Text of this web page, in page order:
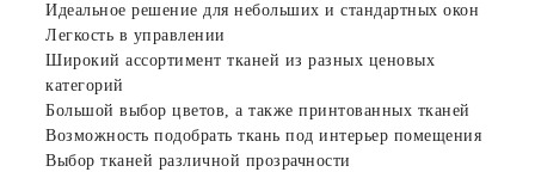
Идеальное решение для небольших и стандартных окон
Легкость в управлении
Широкий ассортимент тканей из разных ценовых
категорий
Большой выбор цветов, а также принтованных тканей
Возможность подобрать ткань под интерьер помещения
Выбор тканей различной прозрачности